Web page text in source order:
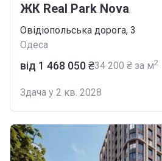
ЖК Real Park Nova
Овідіопольська дорога, 3
Одеса
від ‍1 468 050 ₴‍34 200 ₴ за м2
Здача у 2 кв. 2028